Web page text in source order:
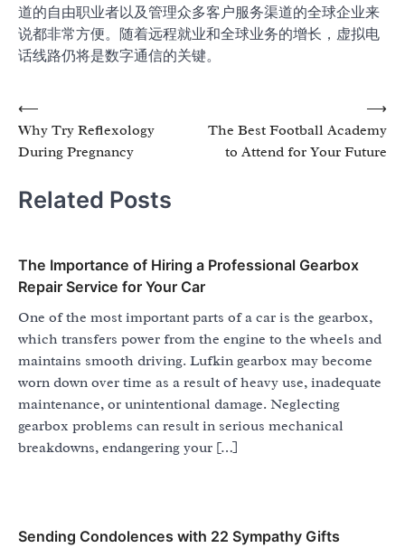
道的自由职业者以及管理众多客户服务渠道的全球企业来
说都非常方便。随着远程就业和全球业务的增长，虚拟电
话线路仍将是数字通信的关键。
Post
navigation
⟵
Why Try Reflexology
During Pregnancy
The Best Football Academy
to Attend for Your Future
⟶
Related Posts
The Importance of Hiring a Professional Gearbox
Repair Service for Your Car
One of the most important parts of a car is the gearbox,
which transfers power from the engine to the wheels and
maintains smooth driving. Lufkin gearbox may become
worn down over time as a result of heavy use, inadequate
maintenance, or unintentional damage. Neglecting
gearbox problems can result in serious mechanical
breakdowns, endangering your […]
Sending Condolences with 22 Sympathy Gifts